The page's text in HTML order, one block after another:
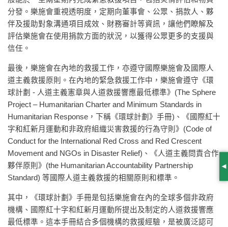
分發。樂施會重視透明度，定期向董事會、公眾、捐款人、夥
伴及援助對象溝通項目成效、財務審計等資訊，讓他們瞭解及
評估樂施會在使用捐款方面的狀況，以獲得公眾更多的支援與
信任。
最後，樂施會在內地的救援工作，亦遵守國際樂施會及國際人
道主義救援原則。在內地的緊急救援工作中，樂施會遵守《環
球計劃 - 人道主義憲章與人道救援響應最低標準》(The Sphere
Project – Humanitarian Charter and Minimum Standards in
Humanitarian Response，下稱《環球計劃》手冊)、《國際紅十
字和紅新月運動和非政府組織災害救援的行為守則》(Code of
Conduct for the International Red Cross and Red Crescent
Movement and NGOs in Disaster Relief)、《人道主義問責合作
夥伴原則》(the Humanitarian Accountability Partnership
Standard) 等國際人道主義救援的相關原則和標準。
其中，《環球計劃》手冊是包括樂施會在內的全球多個非政府
機構、國際紅十字和紅新月運動所提出及制定的人道救援響應
最低標準。這本手冊結合多個機構的救援經驗，是被廣泛認可